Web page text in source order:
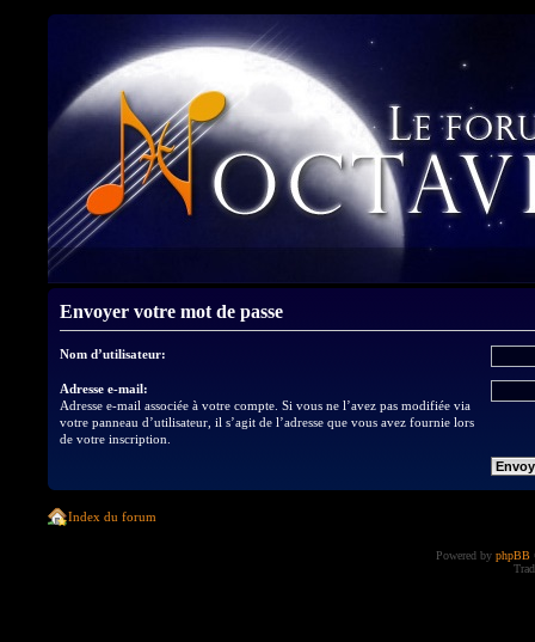
Envoyer votre mot de passe
Nom d’utilisateur:
Adresse e-mail:
Adresse e-mail associée à votre compte. Si vous ne l’avez pas modifiée via
votre panneau d’utilisateur, il s’agit de l’adresse que vous avez fournie lors
de votre inscription.
Index du forum
Powered by phpBB